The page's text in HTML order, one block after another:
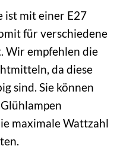
ist mit einer E27
für verschiedene
Wir empfehlen die
da diese
sind. Sie können
maximale Wattzahl